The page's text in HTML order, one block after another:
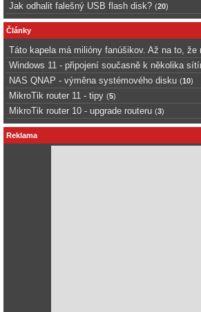
Jak odhalit falešný USB flash disk? (20)
Články
Táto kapela má milióny fanúšikov. Až na to, že
Windows 11 - připojení současně k několika
NAS QNAP - výměna systémového disku (10)
MikroTik router 11 - tipy (5)
MikroTik router 10 - upgrade routeru (3)
Reklama